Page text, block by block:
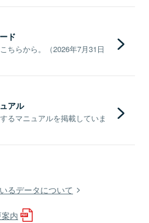
ド
ちらから。（2026年7月31日
アル
るマニュアルを掲載していま
るデータについて
内